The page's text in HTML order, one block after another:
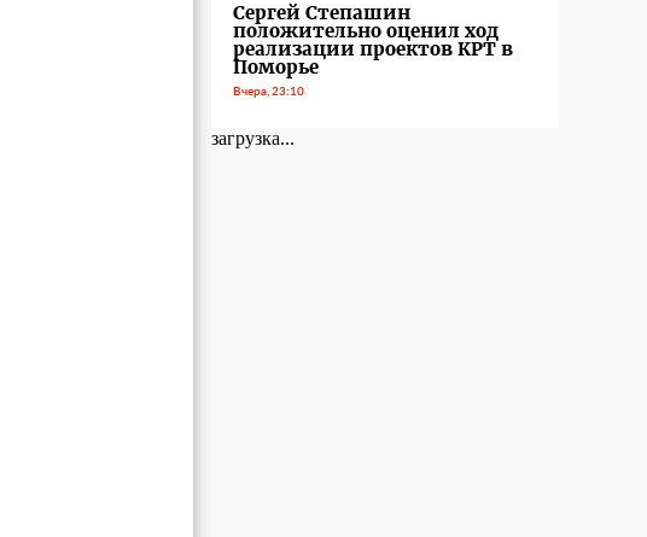
Сергей Степашин
положительно оценил ход
реализации проектов КРТ в
Поморье
Вчера, 23:10
загрузка...